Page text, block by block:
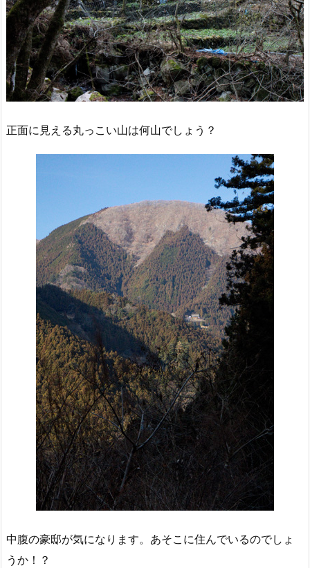
正面に見える丸っこい山は何山でしょう？
中腹の豪邸が気になります。あそこに住んでいるのでしょ
うか！？